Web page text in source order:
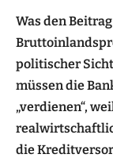
Was den
politischer
müssen die
„verdienen“,
die